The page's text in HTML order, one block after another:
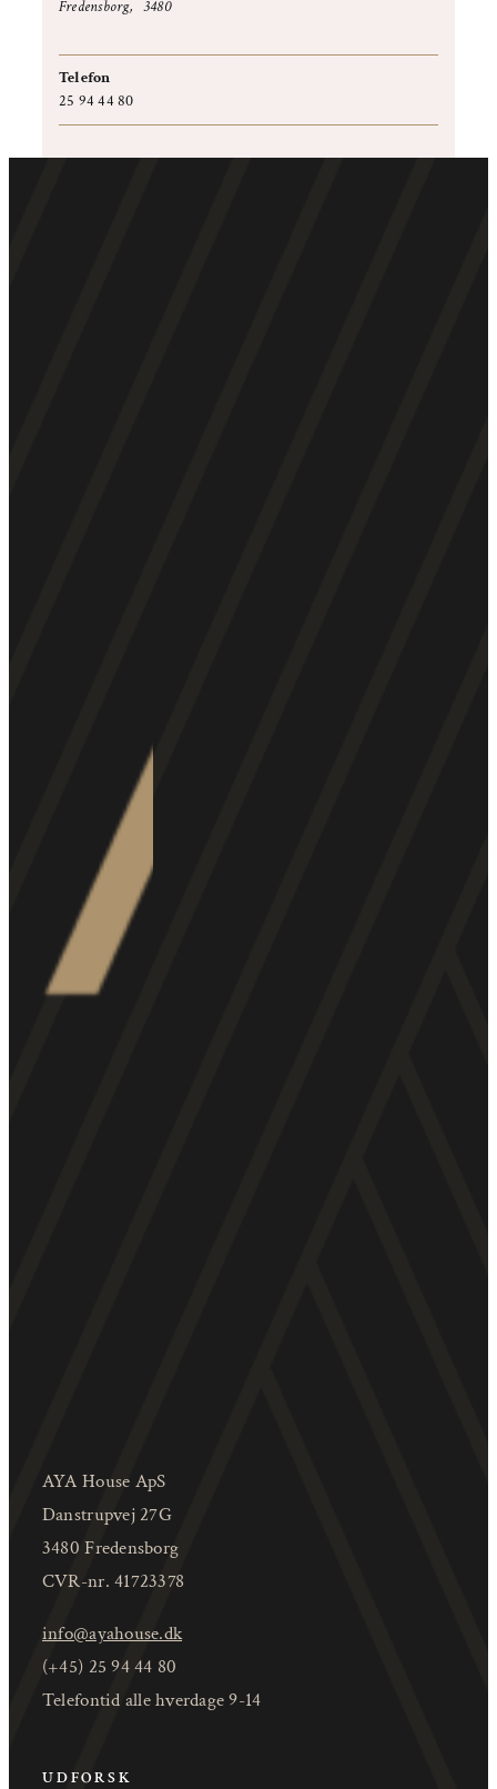
Fredensborg, 3480
Telefon
25 94 44 80
AYA House ApS
Danstrupvej 27G
3480 Fredensborg
CVR-nr. 41723378
info@ayahouse.dk
(+45) 25 94 44 80
Telefontid alle hverdage 9-14
UDFORSK